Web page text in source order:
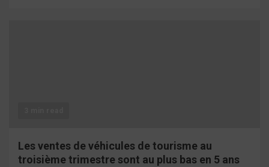
Les ventes de véhicules de tourisme au
troisième trimestre sont au plus bas en 5 ans